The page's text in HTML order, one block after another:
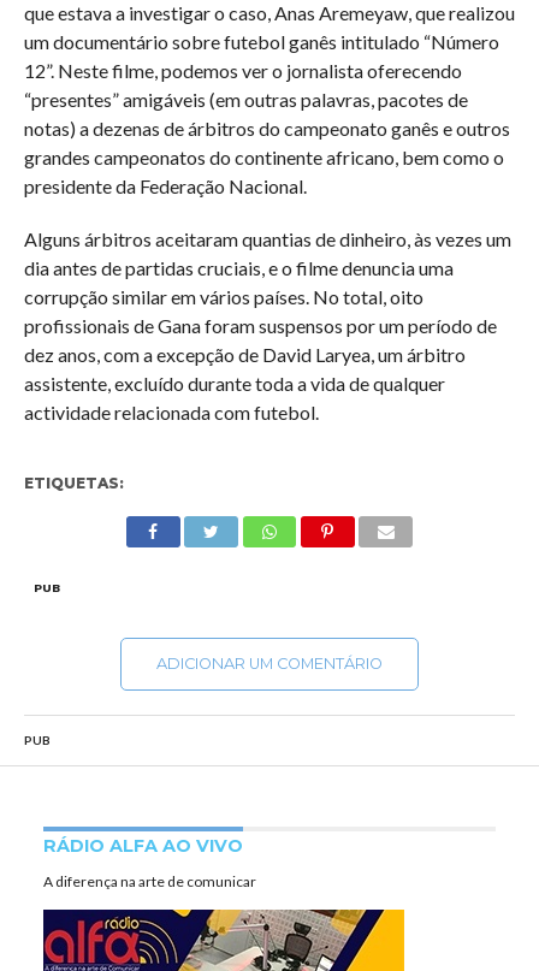
que estava a investigar o caso, Anas Aremeyaw, que realizou
um documentário sobre futebol ganês intitulado “Número
12”. Neste filme, podemos ver o jornalista oferecendo
“presentes” amigáveis (em outras palavras, pacotes de
notas) a dezenas de árbitros do campeonato ganês e outros
grandes campeonatos do continente africano, bem como o
presidente da Federação Nacional.
Alguns árbitros aceitaram quantias de dinheiro, às vezes um
dia antes de partidas cruciais, e o filme denuncia uma
corrupção similar em vários países. No total, oito
profissionais de Gana foram suspensos por um período de
dez anos, com a excepção de David Laryea, um árbitro
assistente, excluído durante toda a vida de qualquer
actividade relacionada com futebol.
ETIQUETAS:
PUB
ADICIONAR UM COMENTÁRIO
PUB
RÁDIO ALFA AO VIVO
A diferença na arte de comunicar